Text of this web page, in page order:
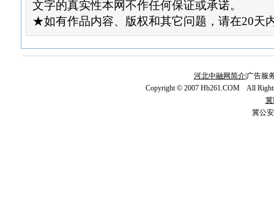
文字的真实性本网不作任何保证或承诺。
★如有作品内容、版权和其它问题，请在20天
河北中融网简介 |广告服
Copyright © 2007 Hb261.COM All
冀
冀公